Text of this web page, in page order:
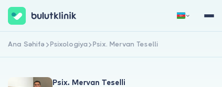
Qeydiyyat Daxil Ol
Ana Səhifə Psixologiya Psix. Mervan Teselli
Psix. Mervan Teselli